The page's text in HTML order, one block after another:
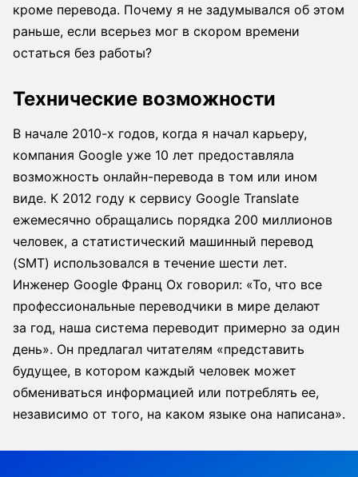
кроме перевода. Почему я не задумывался об этом
раньше, если всерьез мог в скором времени
остаться без работы?
Технические возможности
В начале 2010-х годов, когда я начал карьеру,
компания Google уже 10 лет предоставляла
возможность онлайн-перевода в том или ином
виде. К 2012 году к сервису Google Translate
ежемесячно обращались порядка 200 миллионов
человек, а статистический машинный перевод
(SMT) использовался в течение шести лет.
Инженер Google Франц Ох говорил: «То, что все
профессиональные переводчики в мире делают
за год, наша система переводит примерно за один
день». Он предлагал читателям «представить
будущее, в котором каждый человек может
обмениваться информацией или потреблять ее,
независимо от того, на каком языке она написана».